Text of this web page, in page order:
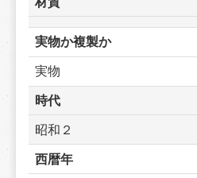
実物か複製か
実物
時代
昭和２
西暦年